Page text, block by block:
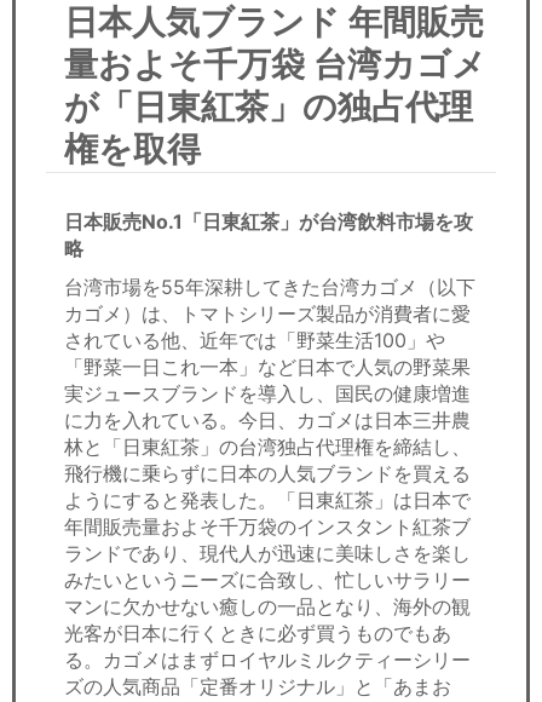
コンサルティング
リサーチ
セミナー
労務顧問
ＩＴ
飲食店情報
日本人気ブランド 年間販売
量およそ千万袋 台湾カゴメ
が「日東紅茶」の独占代理
権を取得
日本販売No.1「日東紅茶」が台湾飲料市場を攻
略
台湾市場を55年深耕してきた台湾カゴメ（以下
カゴメ）は、トマトシリーズ製品が消費者に愛
されている他、近年では「野菜生活100」や
「野菜一日これ一本」など日本で人気の野菜果
実ジュースブランドを導入し、国民の健康増進
に力を入れている。今日、カゴメは日本三井農
林と「日東紅茶」の台湾独占代理権を締結し、
飛行機に乗らずに日本の人気ブランドを買える
ようにすると発表した。「日東紅茶」は日本で
年間販売量およそ千万袋のインスタント紅茶ブ
ランドであり、現代人が迅速に美味しさを楽し
みたいというニーズに合致し、忙しいサラリー
マンに欠かせない癒しの一品となり、海外の観
光客が日本に行くときに必ず買うものでもあ
る。カゴメはまずロイヤルミルクティーシリー
ズの人気商品「定番オリジナル」と「あまお